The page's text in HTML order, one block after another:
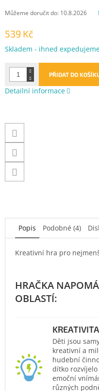
539 Kč
Měrná
Skladem - ihned
Můžeme doručit do: 10.8.2026
PŘIDAT DO
Detailní informace
Popis Podobné (4)
Kreativní hra pro
KREATIVITA
Děti jsou
kreativní a
hudební
dítko
emoční
různých